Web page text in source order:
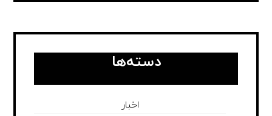
دسته‌ها
اخبار